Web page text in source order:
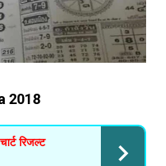
2018
रिजल्ट